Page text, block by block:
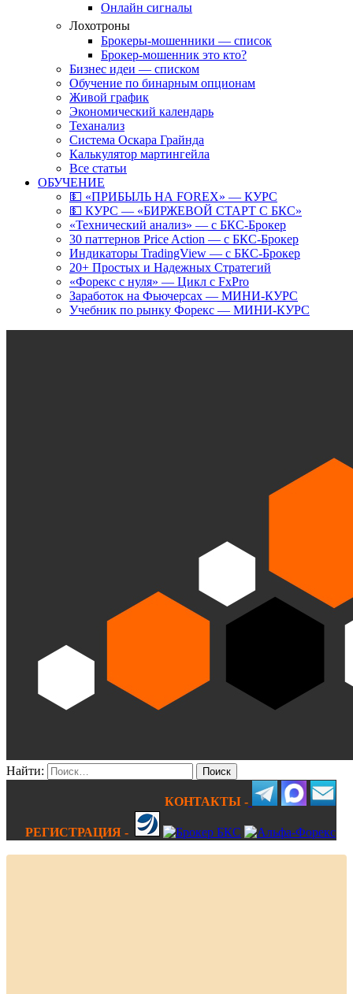
Онлайн сигналы
Лохотроны
Брокеры-мошенники — список
Брокер-мошенник это кто?
Бизнес идеи — списком
Обучение по бинарным опционам
Живой график
Экономический календарь
Теханализ
Система Оскара Грайнда
Калькулятор мартингейла
Все статьи
ОБУЧЕНИЕ
💵 «ПРИБЫЛЬ НА FOREX» — КУРС
💵 КУРС — «БИРЖЕВОЙ СТАРТ С БКС»
«Технический анализ» — с БКС-Брокер
30 паттернов Price Action — с БКС-Брокер
Индикаторы TradingView — с БКС-Брокер
20+ Простых и Надежных Стратегий
«Форекс с нуля» — Цикл с FxPro
Заработок на Фьючерсах — МИНИ-КУРС
Учебник по рынку Форекс — МИНИ-КУРС
Найти:
КОНТАКТЫ -
РЕГИСТРАЦИЯ -